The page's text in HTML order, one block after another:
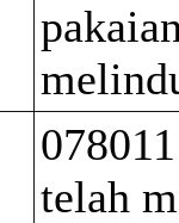
telah